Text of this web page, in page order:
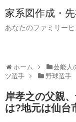
家系図作成・
あなたのファミリー
ホーム 芸能人
ツ選手
野球選手
岸孝之の父親
は?地元は仙台